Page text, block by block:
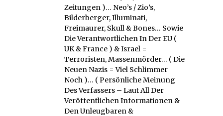
Zeitungen )… Neo’s / Zio’s,
Bilderberger, Illuminati,
Freimaurer, Skull & Bones… Sowie
Die Verantwortlichen In Der EU (
UK & France ) & Israel =
Terroristen, Massenmörder… ( Die
Neuen Nazis = Viel Schlimmer
Noch )… ( Persönliche Meinung
Des Verfassers – Laut All Der
Veröffentlichen Informationen &
Den Unleugbaren &